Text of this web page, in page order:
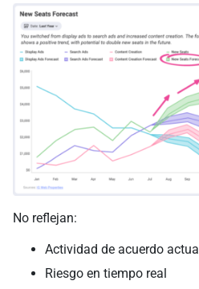
No reflejan:
Actividad de acuerdo actual
Riesgo en tiempo real